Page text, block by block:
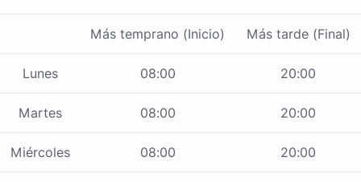
Más temprano (Inicio) Más tarde (Final)
Lunes 08:00 20:00
Martes 08:00 20:00
Miércoles 08:00 20:00